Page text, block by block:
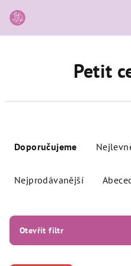
na
obsah
Petit
o
Doporučujeme
Nejprodávanější
Otevřít filtr
V